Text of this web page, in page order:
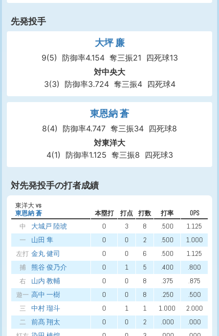
先発投手
大坪 廉
9(5) 防御率4.154 奪三振21
四死球13
対中央大
3(3)
防御率3.724 奪三振4 四死球4
東恩納 蒼
8(4) 防御率4.747 奪三振34 四死球8
対東洋大
4(1)
防御率1.125 奪三振8 四死球3
対先発投手の打者成績
東洋大vs
東恩納 蒼
本塁打 打点 打数 打率
OPS
中
大城戸 陸琥 0 3 8 .500 1.125
一 山田 隼 0 0 2 .500 1.000
左打 金丸 健司 0 0 6 .500 1.125
捕 熊谷 俊乃介 0 1 5 .400 .800
右 山内 教輔 0 0 8 .375 .875
遊一 高中 一樹 0 0 8 .250 .500
三 中村 瑠斗 0 1 1 1.000 2.000
二 前髙 翔太 0 0 2 .000 .000